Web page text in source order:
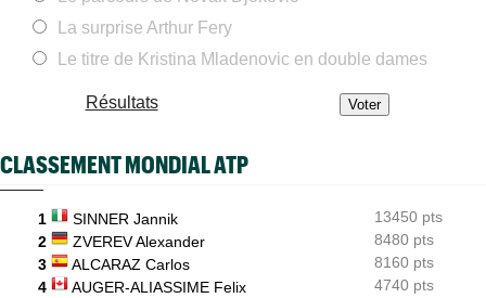
ATP - Montréal
Auger-Aliassime : "Les forfaits ? L’une des propositions..."
Arthur Fils lâche un set mais s'en sort pour son "retour"
pop up !
05/08
ATP - Montréal
Arthur Fils : "C'est un peu mon vrai retour"
La surprise Arthur Fery
Le titre de Kristina Mladenovic en double dames
Résultats
CLASSEMENT MONDIAL ATP
1 SINNER Jannik
13450 pts
2
ZVEREV Alexander
8480 pts
3
ALCARAZ Carlos
8160 pts
4
AUGER-ALIASSIME Felix
4740 pts